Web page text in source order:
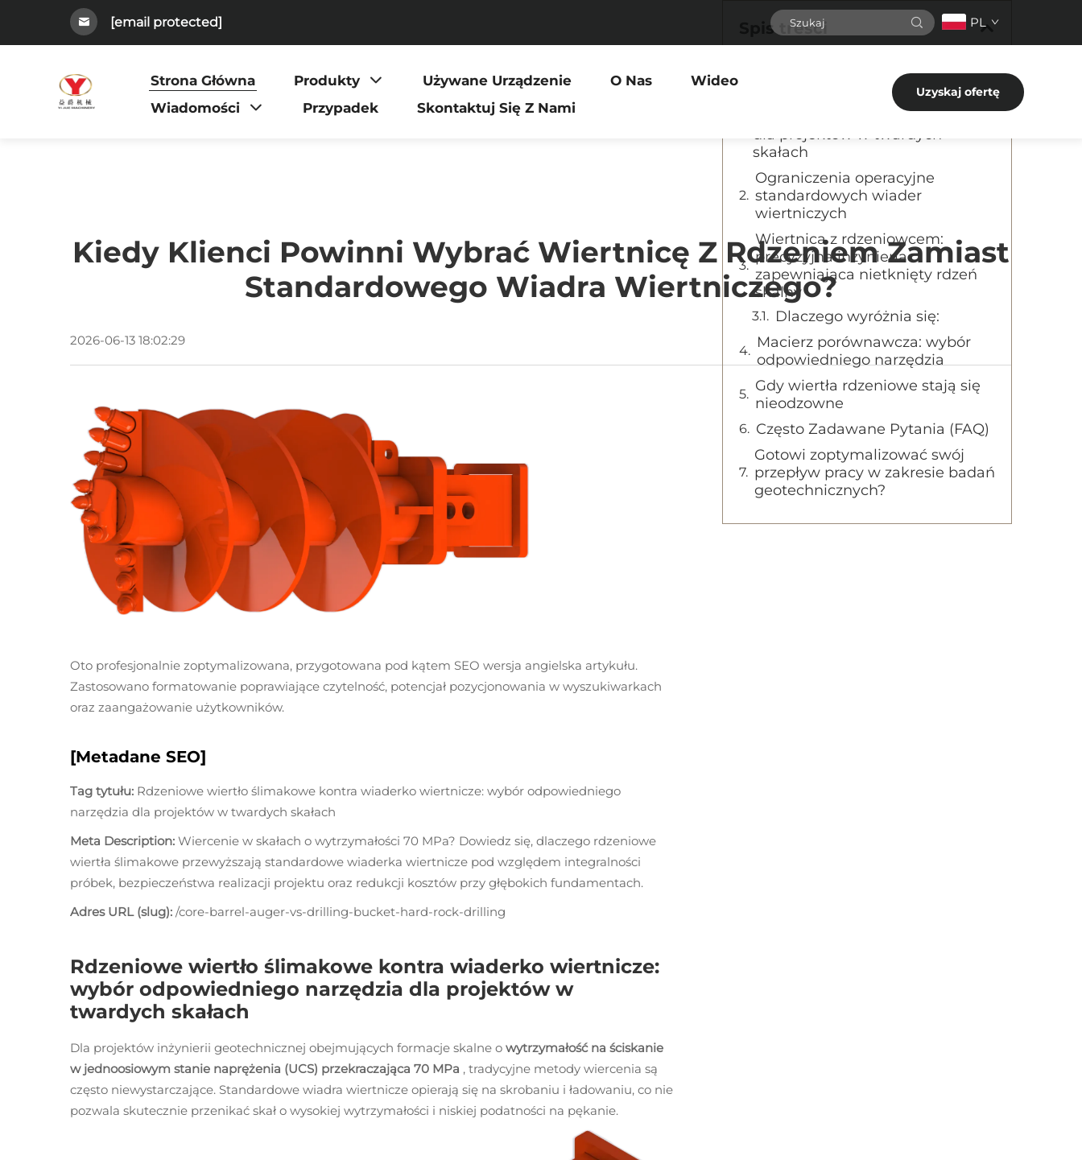
[email protected] PL
Strona Główna Produkty Używane Urządzenie O Nas
Wideo
Wiadomości
Przypadek Skontaktuj Się Z Nami
Uzyskaj ofertę
Kiedy Klienci Powinni Wybrać Wiertnicę Z Rdzeniem Zamiast
Standardowego Wiadra Wiertniczego?
2026-06-13 18:02:29
Oto profesjonalnie zoptymalizowana, przygotowana pod kątem SEO wersja angielska artykułu.
Zastosowano formatowanie poprawiające czytelność, potencjał pozycjonowania w wyszukiwarkach
oraz zaangażowanie użytkowników.
[Metadane SEO]
Tag tytułu: Rdzeniowe wiertło ślimakowe kontra wiaderko wiertnicze: wybór odpowiedniego
narzędzia dla projektów w twardych skałach
Meta Description: Wiercenie w skałach o wytrzymałości 70 MPa? Dowiedz się, dlaczego rdzeniowe
wiertła ślimakowe przewyższają standardowe wiaderka wiertnicze pod względem integralności
próbek, bezpieczeństwa realizacji projektu oraz redukcji kosztów przy głębokich fundamentach.
Adres URL (slug): /core-barrel-auger-vs-drilling-bucket-hard-rock-drilling
Rdzeniowe wiertło ślimakowe kontra wiaderko wiertnicze:
wybór odpowiedniego narzędzia dla projektów w
twardych skałach
Dla projektów inżynierii geotechnicznej obejmujących formacje skalne o wytrzymałość na ściskanie
w jednoosiowym stanie naprężenia (UCS) przekraczająca 70 MPa , tradycyjne metody wiercenia są
często niewystarczające. Standardowe wiadra wiertnicze opierają się na skrobaniu i ładowaniu, co nie
pozwala skutecznie przenikać skał o wysokiej wytrzymałości i niskiej podatności na pękanie.
Spis treści
Rdzeniowe wiertło ślimakowe
kontra wiaderko wiertnicze:
wybór odpowiedniego narzędzia
dla projektów w twardych
skałach
Ograniczenia operacyjne
standardowych wiader
wiertniczych
Wiertnica z rdzeniowcem:
precyzyjna inżynieria
zapewniająca nietknięty rdzeń
skalny
Dlaczego wyróżnia się:
Macierz porównawcza: wybór
odpowiedniego narzędzia
Gdy wiertła rdzeniowe stają się
nieodzowne
Często Zadawane Pytania (FAQ)
Gotowi zoptymalizować swój
przepływ pracy w zakresie badań
geotechnicznych?